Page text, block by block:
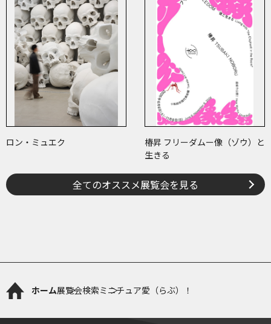
ロン・ミュエク
椿昇 フリーダムー像（ゾウ）と
生きる
全てのオススメ展覧会を見る
ホーム展覧会検索ミニチュア愛（らぶ）！